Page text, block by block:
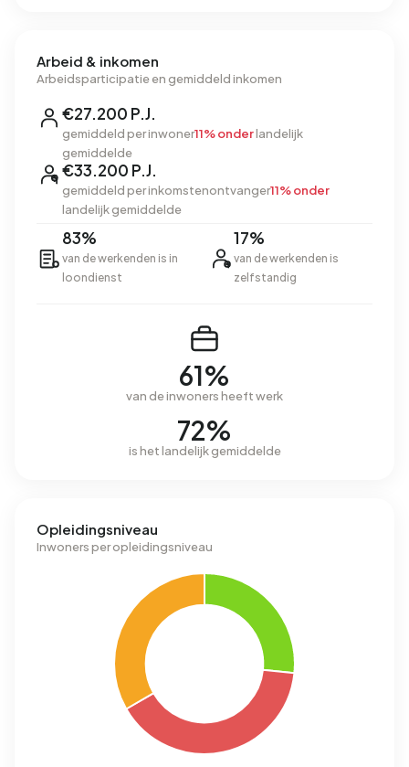
Arbeid & inkomen
Arbeidsparticipatie en gemiddeld inkomen
€27.200 P.J.
gemiddeld per inwoner11% onderlandelijk
gemiddelde
€33.200 P.J.
gemiddeld per inkomstenontvanger11% onder
landelijk gemiddelde
83%
van de werkenden is in
loondienst
17%
van de werkenden is
zelfstandig
61%
van de inwoners heeft werk
72%
is het landelijk gemiddelde
Opleidingsniveau
Inwoners per opleidingsniveau